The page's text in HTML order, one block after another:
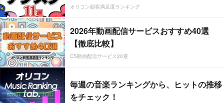
オリコン顧客満足度ランキング
2026年動画配信サービスおすすめ40選
【徹底比較】
CS動画配信サービス20選
毎週の音楽ランキングから、ヒットの推移
をチェック！